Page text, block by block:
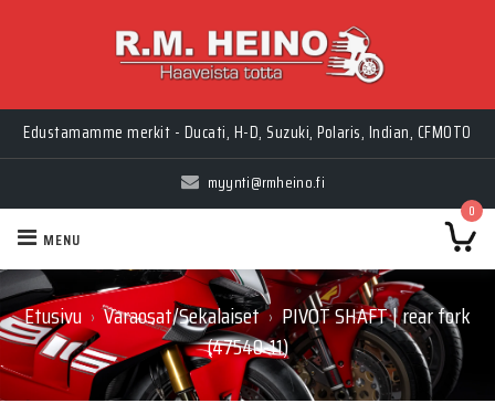
Edustamamme merkit - Ducati, H-D, Suzuki, Polaris, Indian, CFMOTO
myynti@rmheino.fi
0
MENU
Etusivu › Varaosat/Sekalaiset › PIVOT SHAFT | rear fork
(47540-11)